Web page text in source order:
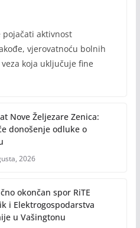
pojačati aktivnost
vjerovatnoću bolnih
koja uključuje fine
Nove Željezare Zenica:
donošenje odluke o
2026
okončan spor RiTE
i Elektrogospodarstva
u Vašingtonu